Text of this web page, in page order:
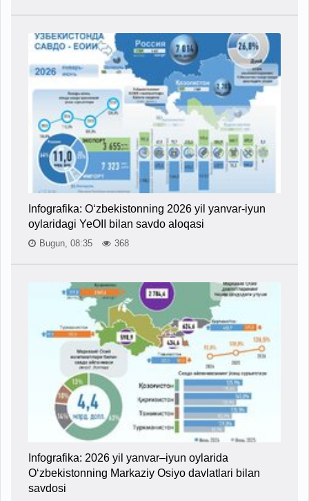
Infografika: O‘zbekistonning 2026 yil yanvar-iyun
oylaridagi YeOII bilan savdo aloqasi
Bugun, 08:35 368
Infografika: 2026 yil yanvar–iyun oylarida
O‘zbekistonning Markaziy Osiyo davlatlari bilan
savdosi